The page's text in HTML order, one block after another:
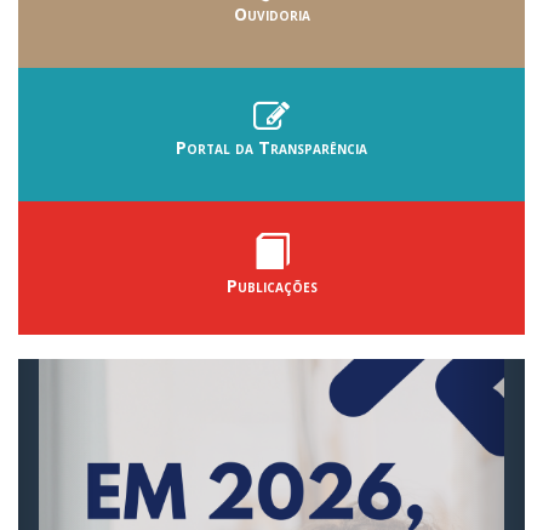
Ouvidoria
Portal da Transparência
Publicações